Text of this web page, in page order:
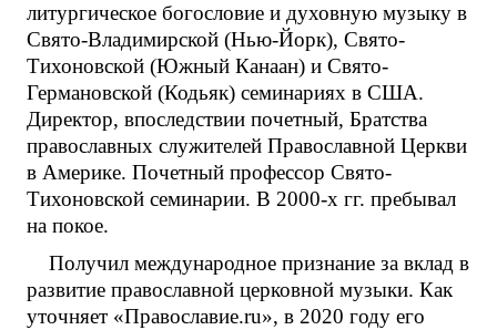
литургическое богословие и духовную музыку в
Свято-Владимирской (Нью-Йорк), Свято-
Тихоновской (Южный Канаан) и Свято-
Германовской (Кодьяк) семинариях в США.
Директор, впоследствии почетный, Братства
православных служителей Православной Церкви
в Америке. Почетный профессор Свято-
Тихоновской семинарии. В 2000-х гг. пребывал
на покое.
Получил международное признание за вклад в
развитие православной церковной музыки. Как
уточняет «Православие.ru», в 2020 году его